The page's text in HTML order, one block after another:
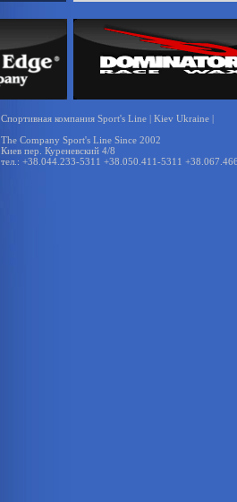
Спортивная компания Sport's Line | Kiev Ukraine |
The Company Sport's Line Since 2002
Киев пер. Куреневский 4/8
тел.: +38.044.233-5311 +38.050.411-5311